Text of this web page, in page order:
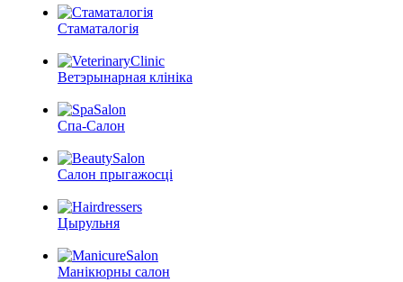
Стаматалогія
Ветэрынарная клініка
Спа-Салон
Салон прыгажосці
Цырульня
Манікюрны салон